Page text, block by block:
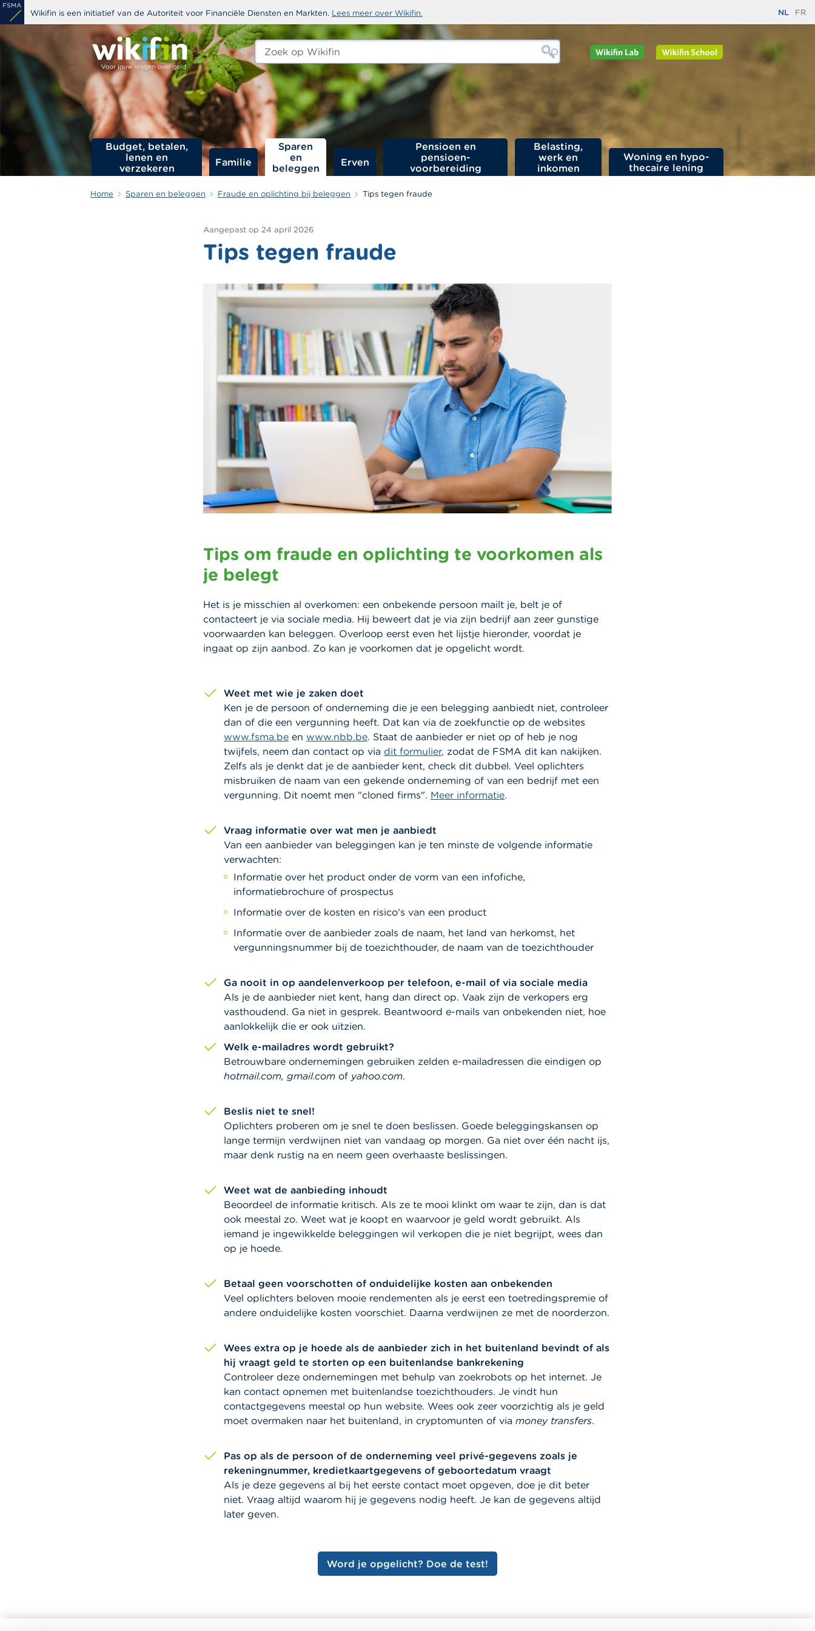
Overslaan
en
naar
inhoud
Wikifin is een initiatief van de Autoriteit voor Financiële Diensten en Markten. Lees meer over Wikifin. NL FR
Zoeken
edit-
Budget, betalen,
lenen en
verzekeren
Familie
Sparen
en
beleggen
Erven
Pensioen en
pensioen­
voorbereiding
Belasting,
werk en
inkomen
Woning en hypo­
thecaire lening
Home Sparen en beleggen Fraude en oplichting bij beleggen Tips tegen fraude
Aangepast op 24 april 2026
Tips tegen fraude
Tips om fraude en oplichting te voorkomen als
je belegt
Het is je misschien al overkomen: een onbekende persoon mailt je, belt je of
contacteert je via sociale media. Hij beweert dat je via zijn bedrijf aan zeer gunstige
voorwaarden kan beleggen. Overloop eerst even het lijstje hieronder, voordat je
ingaat op zijn aanbod. Zo kan je voorkomen dat je opgelicht wordt.
Weet met wie je zaken doet
Ken je de persoon of onderneming die je een belegging aanbiedt niet, controleer
dan of die een vergunning heeft. Dat kan via de zoekfunctie op de websites
www.fsma.be en www.nbb.be. Staat de aanbieder er niet op of heb je nog
twijfels, neem dan contact op via dit formulier, zodat de FSMA dit kan nakijken.
Zelfs als je denkt dat je de aanbieder kent, check dit dubbel. Veel oplichters
misbruiken de naam van een gekende onderneming of van een bedrijf met een
vergunning. Dit noemt men "cloned firms". Meer informatie.
Vraag informatie over wat men je aanbiedt
Van een aanbieder van beleggingen kan je ten minste de volgende informatie
verwachten:
Informatie over het product onder de vorm van een infofiche,
informatiebrochure of prospectus
Informatie over de kosten en risico’s van een product
Informatie over de aanbieder zoals de naam, het land van herkomst, het
vergunningsnummer bij de toezichthouder, de naam van de toezichthouder
Ga nooit in op aandelenverkoop per telefoon, e-mail of via sociale media
Als je de aanbieder niet kent, hang dan direct op. Vaak zijn de verkopers erg
vasthoudend. Ga niet in gesprek. Beantwoord e-mails van onbekenden niet, hoe
aanlokkelijk die er ook uitzien.
Welk e-mailadres wordt gebruikt?
Betrouwbare ondernemingen gebruiken zelden e-mailadressen die eindigen op
hotmail.com, gmail.com of yahoo.com.
Beslis niet te snel!
Oplichters proberen om je snel te doen beslissen. Goede beleggingskansen op
lange termijn verdwijnen niet van vandaag op morgen. Ga niet over één nacht ijs,
maar denk rustig na en neem geen overhaaste beslissingen.
Weet wat de aanbieding inhoudt
Beoordeel de informatie kritisch. Als ze te mooi klinkt om waar te zijn, dan is dat
ook meestal zo. Weet wat je koopt en waarvoor je geld wordt gebruikt. Als
iemand je ingewikkelde beleggingen wil verkopen die je niet begrijpt, wees dan
op je hoede.
Betaal geen voorschotten of onduidelijke kosten aan onbekenden
Veel oplichters beloven mooie rendementen als je eerst een toetredingspremie of
andere onduidelijke kosten voorschiet. Daarna verdwijnen ze met de noorderzon.
Wees extra op je hoede als de aanbieder zich in het buitenland bevindt of als
hij vraagt geld te storten op een buitenlandse bankrekening
Controleer deze ondernemingen met behulp van zoekrobots op het internet. Je
kan contact opnemen met buitenlandse toezichthouders. Je vindt hun
contactgegevens meestal op hun website. Wees ook zeer voorzichtig als je geld
moet overmaken naar het buitenland, in cryptomunten of via money transfers.
Pas op als de persoon of de onderneming veel privé-gegevens zoals je
rekeningnummer, kredietkaartgegevens of geboortedatum vraagt
Als je deze gegevens al bij het eerste contact moet opgeven, doe je dit beter
niet. Vraag altijd waarom hij je gegevens nodig heeft. Je kan de gegevens altijd
later geven.
Word je opgelicht? Doe de test!